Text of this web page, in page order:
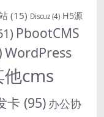
(15) Discuz (4) H5源
PbootCMS
WordPress
他cms
卡 (95) 办公协